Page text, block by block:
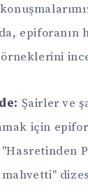
epiforanın
Şairler ve
için